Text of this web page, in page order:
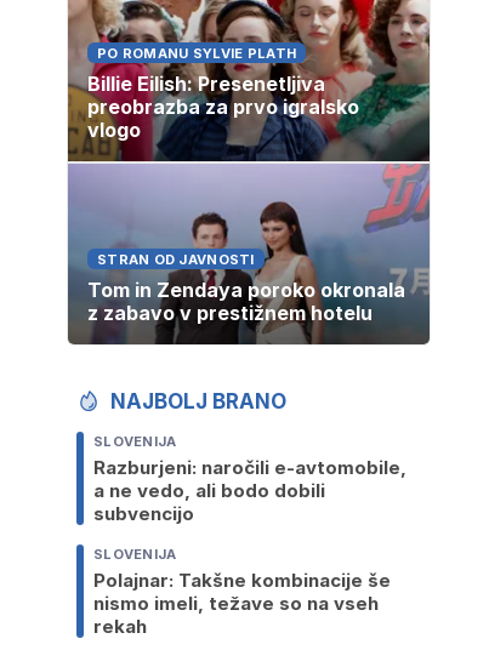
PO ROMANU SYLVIE PLATH
Billie Eilish: Presenetljiva
preobrazba za prvo igralsko
vlogo
STRAN OD JAVNOSTI
Tom in Zendaya poroko okronala
z zabavo v prestižnem hotelu
NAJBOLJ BRANO
SLOVENIJA
Razburjeni: naročili e-avtomobile,
a ne vedo, ali bodo dobili
subvencijo
SLOVENIJA
Polajnar: Takšne kombinacije še
nismo imeli, težave so na vseh
rekah